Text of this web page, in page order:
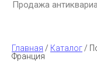
Продажа
Главная / Каталог /
Франция